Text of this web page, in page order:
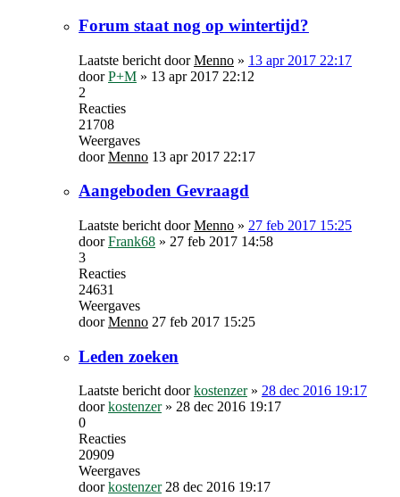
Forum staat nog op wintertijd?
Laatste bericht doorMenno » 13 apr 2017 22:17
doorP+M » 13 apr 2017 22:12
2
Reacties
21708
Weergaves
doorMenno 13 apr 2017 22:17
Aangeboden Gevraagd
Laatste bericht doorMenno » 27 feb 2017 15:25
doorFrank68 » 27 feb 2017 14:58
3
Reacties
24631
Weergaves
doorMenno 27 feb 2017 15:25
Leden zoeken
Laatste bericht doorkostenzer» 28 dec 2016 19:17
doorkostenzer» 28 dec 2016 19:17
0
Reacties
20909
Weergaves
doorkostenzer 28 dec 2016 19:17